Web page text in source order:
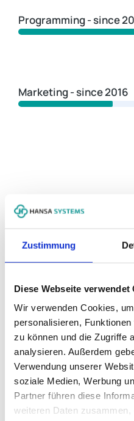
Zustimmung
Diese Webseite verwendet
Wir verwenden Cookies,
personalisieren,
zu können und die Zugriffe
analysieren. Außerdem
Verwendung unserer
soziale Medien, Werbung
Partner führen diese
weiteren Daten
Programming - since
Marketing - since 2016
Web design
Marketing